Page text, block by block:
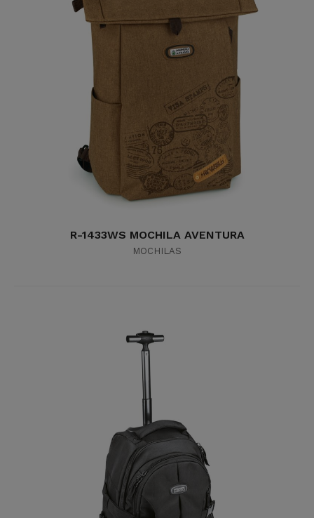
R-1433WS MOCHILA AVENTURA
MOCHILAS